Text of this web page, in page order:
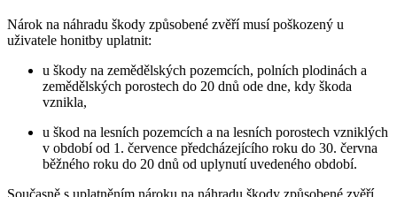
Nárok na náhradu škody způsobené zvěří musí poškozený u
uživatele honitby uplatnit:
u škody na zemědělských pozemcích, polních plodinách a
zemědělských porostech do 20 dnů ode dne, kdy škoda
vznikla,
u škod na lesních pozemcích a na lesních porostech vzniklých
v období od 1. července předcházejícího roku do 30. června
běžného roku do 20 dnů od uplynutí uvedeného období.
Současně s uplatněním nároku na náhradu škody způsobené zvěří